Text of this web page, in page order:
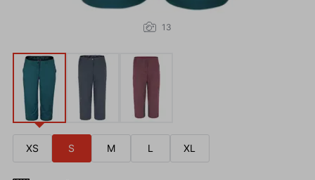
13
XS S M L XL